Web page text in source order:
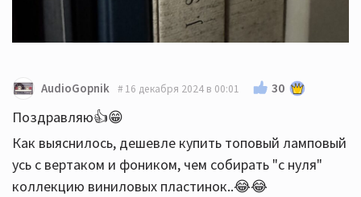
AudioGopnik 16 декабря 2024 в 00:01 30
Поздравляю👍😁
Как выяснилось, дешевле купить топовый ламповый
усь с вертаком и фоником, чем собирать "с нуля"
коллекцию виниловых пластинок..😂😂